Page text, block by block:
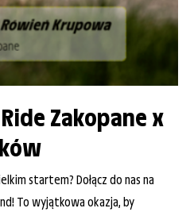
Zakopane x
startem? Dołącz do nas na
To wyjątkowa okazja, by